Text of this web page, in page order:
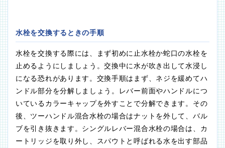
水栓を交換するときの手順
水栓を交換する際には、まず初めに止水栓か蛇口の水栓を
止めるようにしましょう。交換中に水が吹き出して水浸し
になる恐れがあります。交換手順はまず、ネジを緩めてハ
ンドル部分を分解しましょう。レバー前面やハンドルにつ
いているカラーキャップを外すことで分解できます。その
後、ツーハンドル混合水栓の場合はナットを外して、バル
ブを引き抜きます。シングルレバー混合水栓の場合は、カ
ートリッジを取り外し、スパウトと呼ばれる水を出す部品